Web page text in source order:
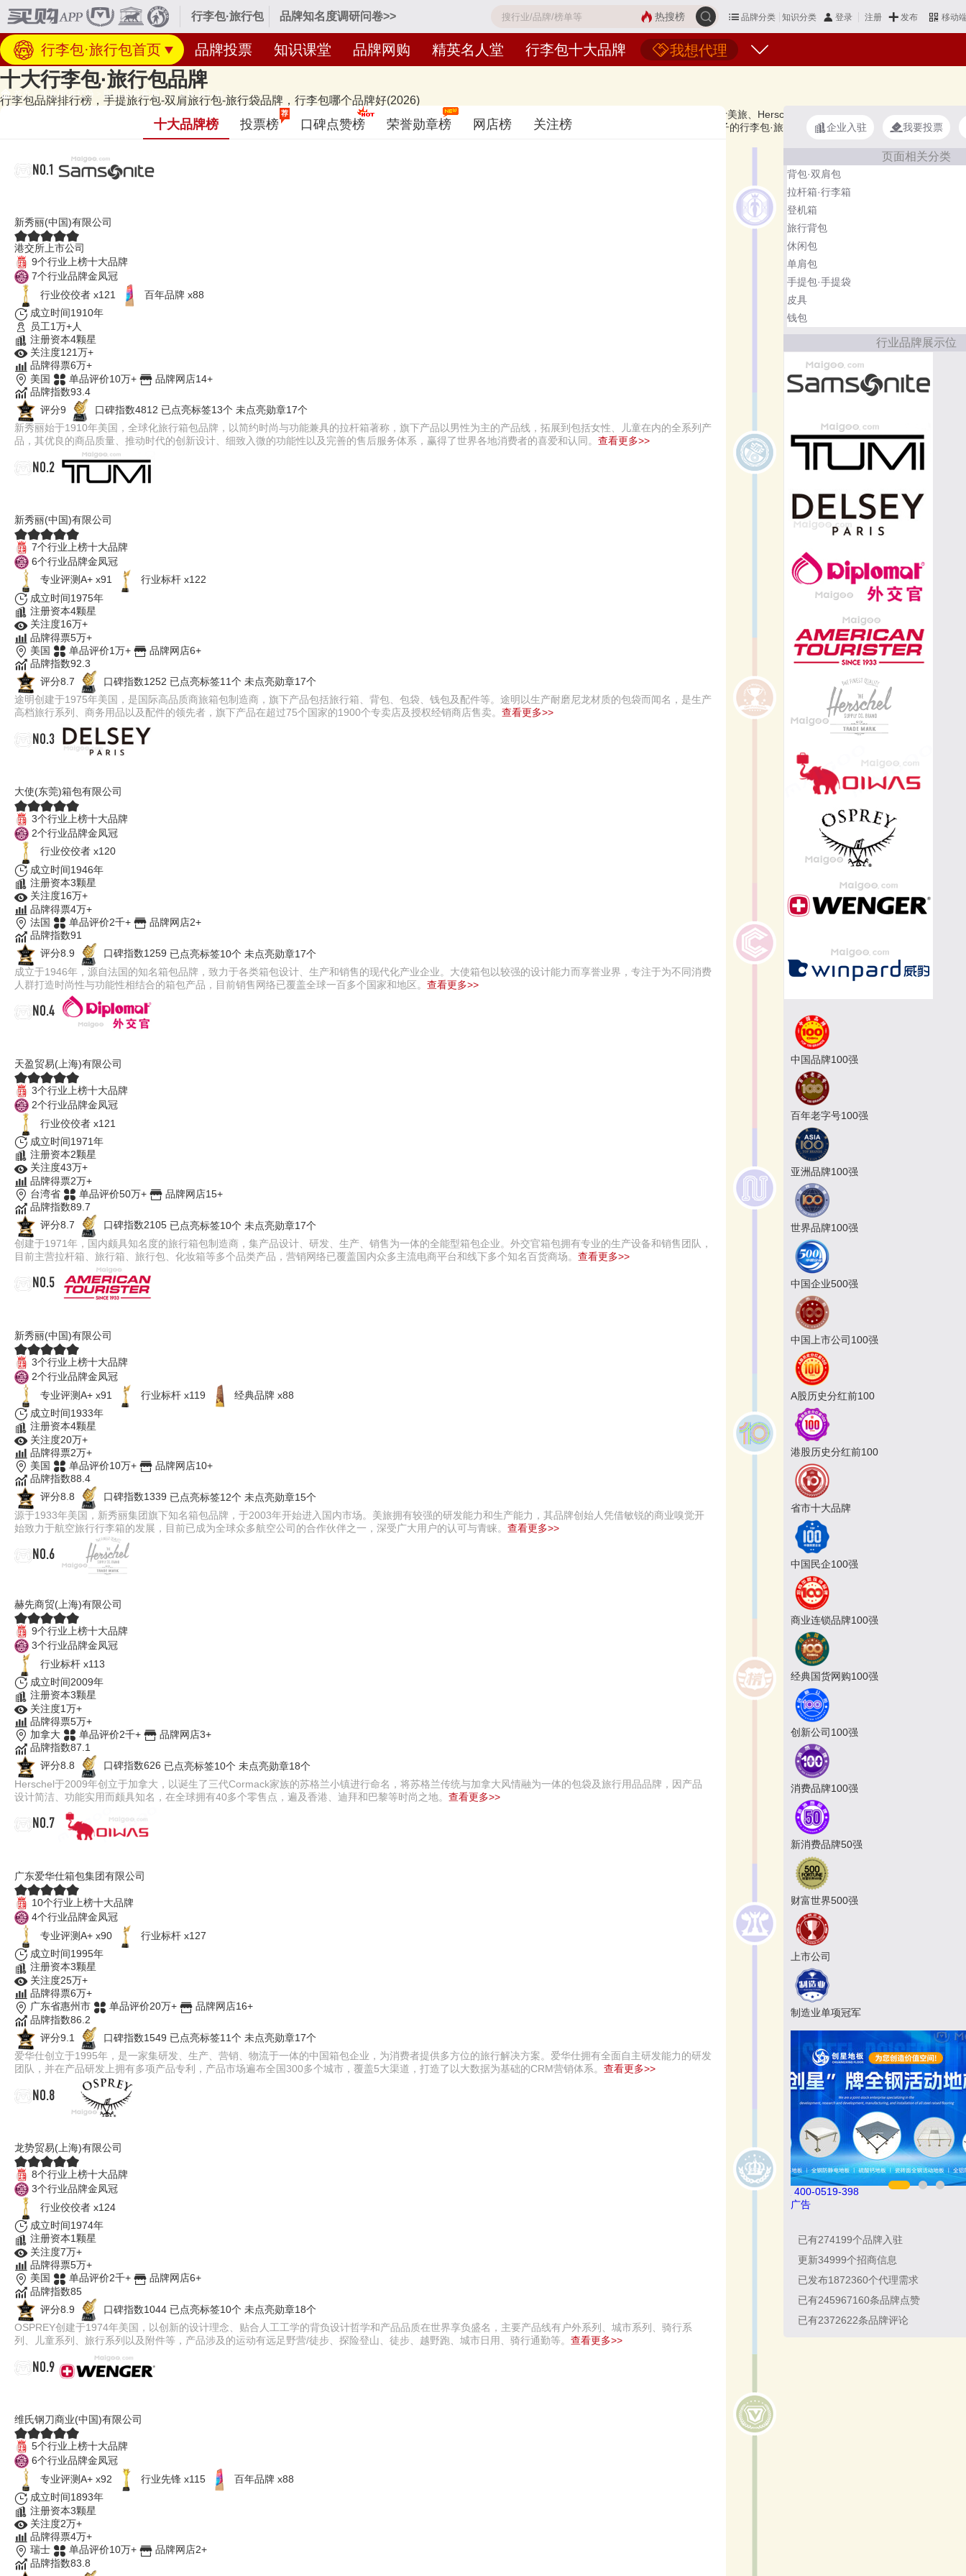
行李包·旅行包 品牌知名度调研问卷>> 品牌分类 知识分类 登录 注册 发布 移动
热搜榜
行李包·旅行包首页 品牌投票 知识课堂 品牌网购 精英名人堂 我想代理
行李包十大品牌
十大行李包·旅行包品牌
行李包品牌排行榜，手提旅行包-双肩旅行包-旅行袋品牌，行李包哪个品牌好(2026)
发布啦！居前十的有：Samsonite新秀丽、TUMI途明、DELSEY戴乐世、外交官Diplomat、American Tourister美旅、Herschel、爱华仕OIWAS、OSPREY小鹰、
Winpard等，上榜行李包·旅行包十大品牌榜单和著名行李包·旅行包品牌名单的是口碑好或知名度高、有实力的品牌，排名不分先后，仅供借鉴参考，想知道什么牌子的行李包·旅行包好？您可以多比较，选择自己满意
牌主要属于商标分类的第18类（1802群组）。榜单更新时间：2026年07月29日（每月更新）
首页 > 美妆/穿着打扮 眼镜/箱包/配饰 > 行李包·旅行包
十大品牌榜 投票榜
荐
口碑点赞榜 荣誉勋章榜 网店榜 关注榜
NO.1
新秀丽(中国)有限公司
港交所上市公司
9个行业上榜十大品牌
7个行业品牌金凤冠
行业佼佼者 x121
百年品牌 x88
成立时间1910年
员工1万+人
注册资本4颗星
关注度121万+
品牌得票6万+
美国
单品评价10万+
品牌网店14+
品牌指数93.4
评分9
口碑指数4812 已点亮标签13个 未点亮勋章17个
新秀丽始于1910年美国，全球化旅行箱包品牌，以简约时尚与功能兼具的拉杆箱著称，旗下产品以男性为主的产品线，拓展到包括女性、儿童在内的全系列产
品，其优良的商品质量、推动时代的创新设计、细致入微的功能性以及完善的售后服务体系，赢得了世界各地消费者的喜爱和认同。 查看更多>>
NO.2
新秀丽(中国)有限公司
7个行业上榜十大品牌
6个行业品牌金凤冠
专业评测A+ x91
行业标杆 x122
成立时间1975年
注册资本4颗星
关注度16万+
品牌得票5万+
美国
单品评价1万+
品牌网店6+
品牌指数92.3
评分8.7
口碑指数1252 已点亮标签11个 未点亮勋章17个
途明创建于1975年美国，是国际高品质商旅箱包制造商，旗下产品包括旅行箱、背包、包袋、钱包及配件等。途明以生产耐磨尼龙材质的包袋而闻名，是生产
高档旅行系列、商务用品以及配件的领先者，旗下产品在超过75个国家的1900个专卖店及授权经销商店售卖。 查看更多>>
NO.3
大使(东莞)箱包有限公司
3个行业上榜十大品牌
2个行业品牌金凤冠
行业佼佼者 x120
成立时间1946年
注册资本3颗星
关注度16万+
品牌得票4万+
法国
单品评价2千+
品牌网店2+
品牌指数91
评分8.9
口碑指数1259 已点亮标签10个 未点亮勋章17个
成立于1946年，源自法国的知名箱包品牌，致力于各类箱包设计、生产和销售的现代化产业企业。大使箱包以较强的设计能力而享誉业界，专注于为不同消费
人群打造时尚性与功能性相结合的箱包产品，目前销售网络已覆盖全球一百多个国家和地区。 查看更多>>
NO.4
天盈贸易(上海)有限公司
3个行业上榜十大品牌
2个行业品牌金凤冠
行业佼佼者 x121
成立时间1971年
注册资本2颗星
关注度43万+
品牌得票2万+
台湾省
单品评价50万+
品牌网店15+
品牌指数89.7
评分8.7
口碑指数2105 已点亮标签10个 未点亮勋章17个
创建于1971年，国内颇具知名度的旅行箱包制造商，集产品设计、研发、生产、销售为一体的全能型箱包企业。外交官箱包拥有专业的生产设备和销售团队，
目前主营拉杆箱、旅行箱、旅行包、化妆箱等多个品类产品，营销网络已覆盖国内众多主流电商平台和线下多个知名百货商场。 查看更多>>
NO.5
新秀丽(中国)有限公司
3个行业上榜十大品牌
2个行业品牌金凤冠
专业评测A+ x91
行业标杆 x119
经典品牌 x88
成立时间1933年
注册资本4颗星
关注度20万+
品牌得票2万+
美国
单品评价10万+
品牌网店10+
品牌指数88.4
评分8.8
口碑指数1339 已点亮标签12个 未点亮勋章15个
源于1933年美国，新秀丽集团旗下知名箱包品牌，于2003年开始进入国内市场。美旅拥有较强的研发能力和生产能力，其品牌创始人凭借敏锐的商业嗅觉开
始致力于航空旅行行李箱的发展，目前已成为全球众多航空公司的合作伙伴之一，深受广大用户的认可与青睐。 查看更多>>
NO.6
赫先商贸(上海)有限公司
9个行业上榜十大品牌
3个行业品牌金凤冠
行业标杆 x113
成立时间2009年
注册资本3颗星
关注度1万+
品牌得票5万+
加拿大
单品评价2千+
品牌网店3+
品牌指数87.1
评分8.8
口碑指数626 已点亮标签10个 未点亮勋章18个
Herschel于2009年创立于加拿大，以诞生了三代Cormack家族的苏格兰小镇进行命名，将苏格兰传统与加拿大风情融为一体的包袋及旅行用品品牌，因产品
设计简洁、功能实用而颇具知名，在全球拥有40多个零售点，遍及香港、迪拜和巴黎等时尚之地。 查看更多>>
NO.7
广东爱华仕箱包集团有限公司
10个行业上榜十大品牌
4个行业品牌金凤冠
专业评测A+ x90
行业标杆 x127
成立时间1995年
注册资本3颗星
关注度25万+
品牌得票6万+
广东省惠州市
单品评价20万+
品牌网店16+
品牌指数86.2
评分9.1
口碑指数1549 已点亮标签11个 未点亮勋章17个
爱华仕创立于1995年，是一家集研发、生产、营销、物流于一体的中国箱包企业，为消费者提供多方位的旅行解决方案。爱华仕拥有全面自主研发能力的研发
团队，并在产品研发上拥有多项产品专利，产品市场遍布全国300多个城市，覆盖5大渠道，打造了以大数据为基础的CRM营销体系。 查看更多>>
NO.8
龙势贸易(上海)有限公司
8个行业上榜十大品牌
3个行业品牌金凤冠
行业佼佼者 x124
成立时间1974年
注册资本1颗星
关注度7万+
品牌得票5万+
美国
单品评价2千+
品牌网店6+
品牌指数85
评分8.9
口碑指数1044 已点亮标签10个 未点亮勋章18个
OSPREY创建于1974年美国，以创新的设计理念、贴合人工工学的背负设计哲学和产品品质在世界享负盛名，主要产品线有户外系列、城市系列、骑行系
列、儿童系列、旅行系列以及附件等，产品涉及的运动有远足野营/徒步、探险登山、徒步、越野跑、城市日用、骑行通勤等。 查看更多>>
NO.9
维氏钢刀商业(中国)有限公司
5个行业上榜十大品牌
6个行业品牌金凤冠
专业评测A+ x92
行业先锋 x115
百年品牌 x88
成立时间1893年
注册资本3颗星
关注度2万+
品牌得票4万+
瑞士
单品评价10万+
品牌网店2+
品牌指数83.8
企业入驻 我要投票
页面相关分类
背包·双肩包
拉杆箱·行李箱
登机箱
旅行背包
休闲包
单肩包
手提包·手提袋
皮具
钱包
行业品牌展示位
中国品牌100强
百年老字号100强
亚洲品牌100强
世界品牌100强
中国企业500强
中国上市公司100强
A股历史分红前100
港股历史分红前100
省市十大品牌
中国民企100强
商业连锁品牌100强
经典国货网购100强
创新公司100强
消费品牌100强
新消费品牌50强
财富世界500强
上市公司
制造业单项冠军
欧陆OULU 0760-23220123
广告
已有274199个品牌入驻
更新34999个招商信息
已发布1872360个代理需求
已有245967160条品牌点赞
已有2372622条品牌评论